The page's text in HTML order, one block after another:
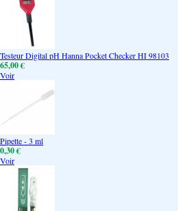
Testeur Digital pH Hanna Pocket Checker HI 98103
65,00 €
Voir
Pipette - 3 ml
0,30 €
Voir